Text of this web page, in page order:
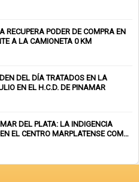
RECUPERA PODER DE COMPRA EN
A LA CAMIONETA 0 KM
DEL DÍA TRATADOS EN LA
EN EL H.C.D. DE PINAMAR
DEL PLATA: LA INDIGENCIA
EL CENTRO MARPLATENSE COMO